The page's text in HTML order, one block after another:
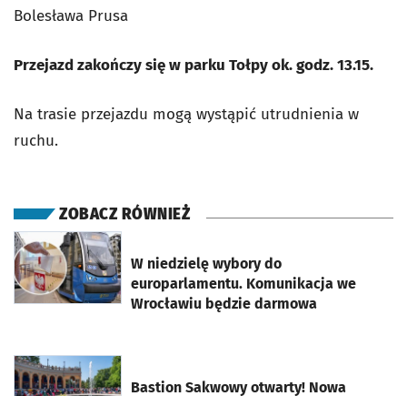
Bolesława Prusa
Przejazd zakończy się w parku Tołpy ok. godz. 13.15.
Na trasie przejazdu mogą wystąpić utrudnienia w
ruchu.
ZOBACZ RÓWNIEŻ
W niedzielę wybory do
europarlamentu. Komunikacja we
Wrocławiu będzie darmowa
otworzy się w nowej karcie
Bastion Sakwowy otwarty! Nowa
otworzy się w nowej karcie